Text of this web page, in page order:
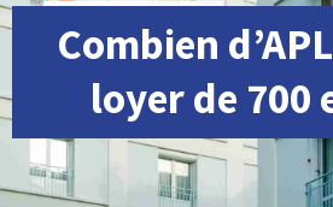
Combien
loyer de 700